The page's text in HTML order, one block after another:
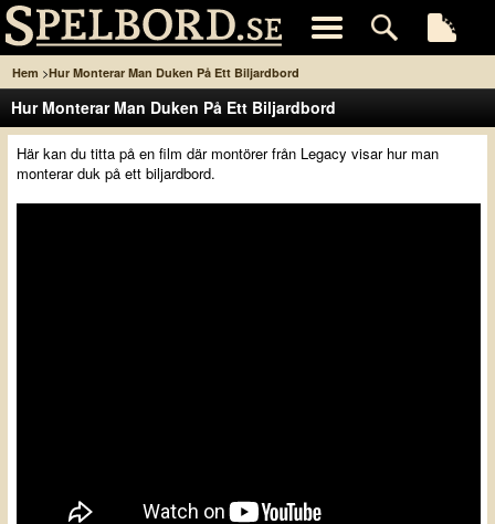
Hem >Hur Monterar Man Duken På Ett Biljardbord
Hur Monterar Man Duken På Ett Biljardbord
Här kan du titta på en film där montörer från Legacy visar hur man
monterar duk på ett biljardbord.